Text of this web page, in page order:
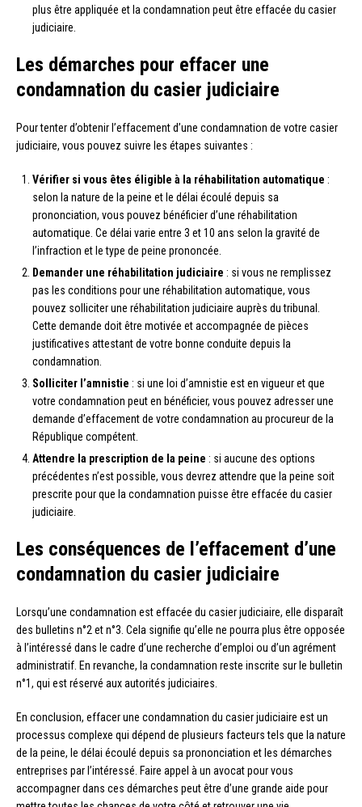
plus être appliquée et la condamnation peut être effacée du casier
judiciaire.
Les démarches pour effacer une
condamnation du casier judiciaire
Pour tenter d’obtenir l’effacement d’une condamnation de votre casier
judiciaire, vous pouvez suivre les étapes suivantes :
Vérifier si vous êtes éligible à la réhabilitation automatique :
selon la nature de la peine et le délai écoulé depuis sa
prononciation, vous pouvez bénéficier d’une réhabilitation
automatique. Ce délai varie entre 3 et 10 ans selon la gravité de
l’infraction et le type de peine prononcée.
Demander une réhabilitation judiciaire : si vous ne remplissez
pas les conditions pour une réhabilitation automatique, vous
pouvez solliciter une réhabilitation judiciaire auprès du tribunal.
Cette demande doit être motivée et accompagnée de pièces
justificatives attestant de votre bonne conduite depuis la
condamnation.
Solliciter l’amnistie : si une loi d’amnistie est en vigueur et que
votre condamnation peut en bénéficier, vous pouvez adresser une
demande d’effacement de votre condamnation au procureur de la
République compétent.
Attendre la prescription de la peine : si aucune des options
précédentes n’est possible, vous devrez attendre que la peine soit
prescrite pour que la condamnation puisse être effacée du casier
judiciaire.
Les conséquences de l’effacement d’une
condamnation du casier judiciaire
Lorsqu’une condamnation est effacée du casier judiciaire, elle disparaît
des bulletins n°2 et n°3. Cela signifie qu’elle ne pourra plus être opposée
à l’intéressé dans le cadre d’une recherche d’emploi ou d’un agrément
administratif. En revanche, la condamnation reste inscrite sur le bulletin
n°1, qui est réservé aux autorités judiciaires.
En conclusion, effacer une condamnation du casier judiciaire est un
processus complexe qui dépend de plusieurs facteurs tels que la nature
de la peine, le délai écoulé depuis sa prononciation et les démarches
entreprises par l’intéressé. Faire appel à un avocat pour vous
accompagner dans ces démarches peut être d’une grande aide pour